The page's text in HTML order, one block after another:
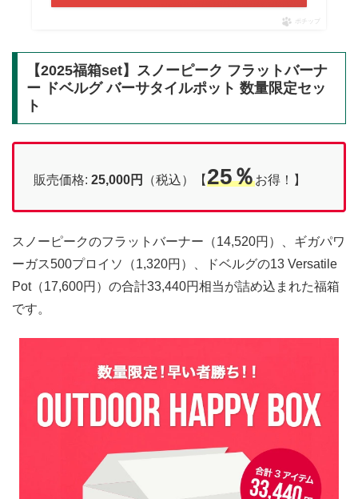
ポチップ
【2025福箱set】スノーピーク フラットバーナ
ー ドベルグ バーサタイルポット 数量限定セッ
ト
販売価格: 25,000円 （税込）【25％お得！】
スノーピークのフラットバーナー（14,520円）、ギガパワ
ーガス500プロイソ（1,320円）、ドベルグの13 Versatile
Pot（17,600円）の合計33,440円相当が詰め込まれた福箱
です。